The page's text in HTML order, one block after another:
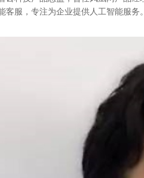
客服，专注为企业提供人工智能服务